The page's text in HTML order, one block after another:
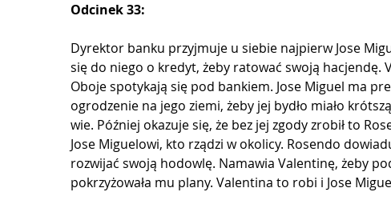
Odcinek 33:
Dyrektor banku przyjmuje u siebie najpierw Jose
się do niego o kredyt, żeby ratować swoją hacjendę.
Oboje spotykają się pod bankiem. Jose Miguel ma
ogrodzenie na jego ziemi, żeby jej bydło miało
wie. Później okazuje się, że bez jej zgody zrobił to
Jose Miguelowi, kto rządzi w okolicy. Rosendo
rozwijać swoją hodowlę. Namawia Valentinę, żeby
pokrzyżowała mu plany. Valentina to robi i Jose